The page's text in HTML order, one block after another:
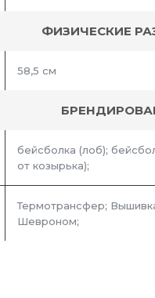
ФИЗИЧЕСКИЕ
58,5 см
бейсболка (лоб);
от козырька);
Термотрансфер;
Шевроном;